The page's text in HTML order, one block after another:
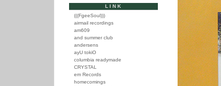
LINK
(((FgeeSoul)))
airmail recordings
am609
and summer club
andersens
ayU tokiO
columbia readymade
CRYSTAL
em Records
homecomings